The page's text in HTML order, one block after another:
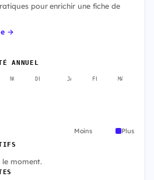
pour enrichir une fiche de
→
ANNUEL
NOV. DÉC. JANV. FÉVR. MARS
Moins Plus
moment.